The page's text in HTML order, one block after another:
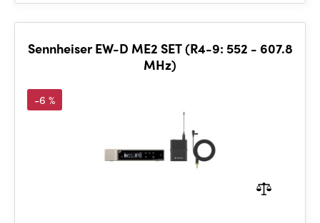
Sennheiser EW-D ME2 SET (R4-9: 552 - 607.8
MHz)
-6 %